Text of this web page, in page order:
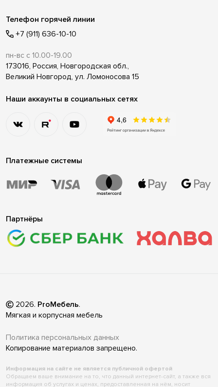
Телефон горячей линии
+7 (911) 636-10-10
пн-вс с 10.00-19.00
173016, Россия, Новгородская обл.,
Великий Новгород, ул. Ломоносова 15
Наши аккаунты в социальных сетях
Платежные системы
Партнёры
2026. ProМебель.
Мягкая и корпусная мебель
Политика персональных данных
Копирование материалов запрещено.
Информация на сайте не является публичной офертой
Обращаем ваше внимание на то, что данный интернет-сайт, а также вся
информация об услугах и ценах, предоставленная на нём, носит